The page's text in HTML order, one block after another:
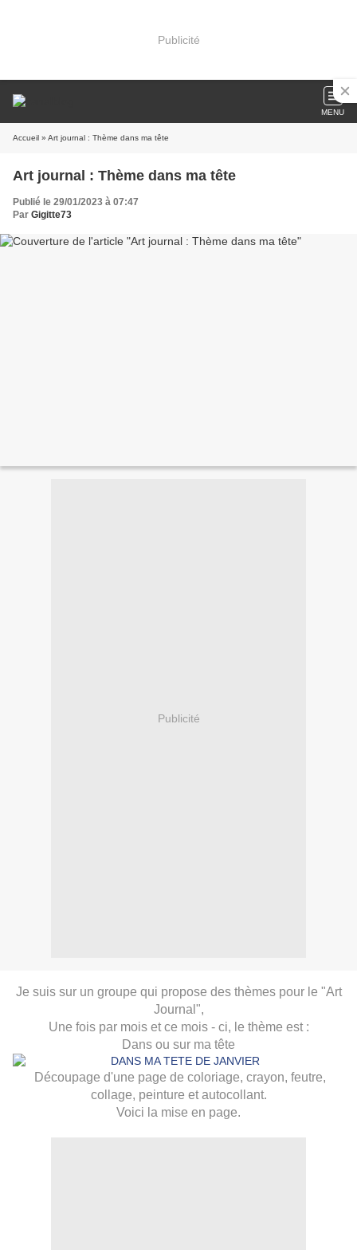
Publicité
MENU
Accueil » Art journal : Thème dans ma tête
Art journal : Thème dans ma tête
Publié le 29/01/2023 à 07:47
Par Gigitte73
Publicité
Je suis sur un groupe qui propose des thèmes pour le "Art
Journal",
Une fois par mois et ce mois - ci, le thème est :
Dans ou sur ma tête
Découpage d'une page de coloriage, crayon, feutre,
collage, peinture et autocollant.
Voici la mise en page.